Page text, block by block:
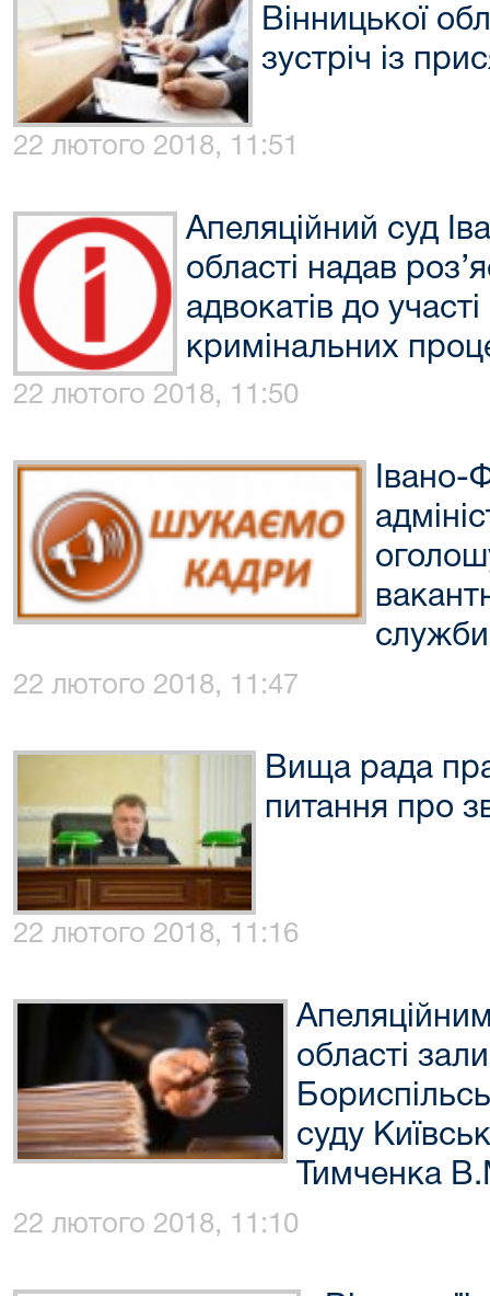
Вінницької
зустріч із
22 лютого 2018, 11:51
Апеляційний суд
області надав
адвокатів до
кримінальних
22 лютого 2018, 11:50
служби
22 лютого 2018, 11:47
Вища рада
питання про
22 лютого 2018, 11:16
області
суду
Тимченка
22 лютого 2018, 11:10